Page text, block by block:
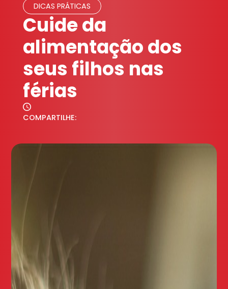
DICAS PRÁTICAS
Cuide da
alimentação dos
seus filhos nas
férias
COMPARTILHE: